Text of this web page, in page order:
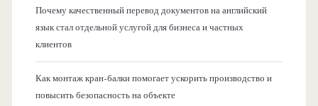
Почему качественный перевод документов на английский
язык стал отдельной услугой для бизнеса и частных
клиентов
Как монтаж кран-балки помогает ускорить производство и
повысить безопасность на объекте